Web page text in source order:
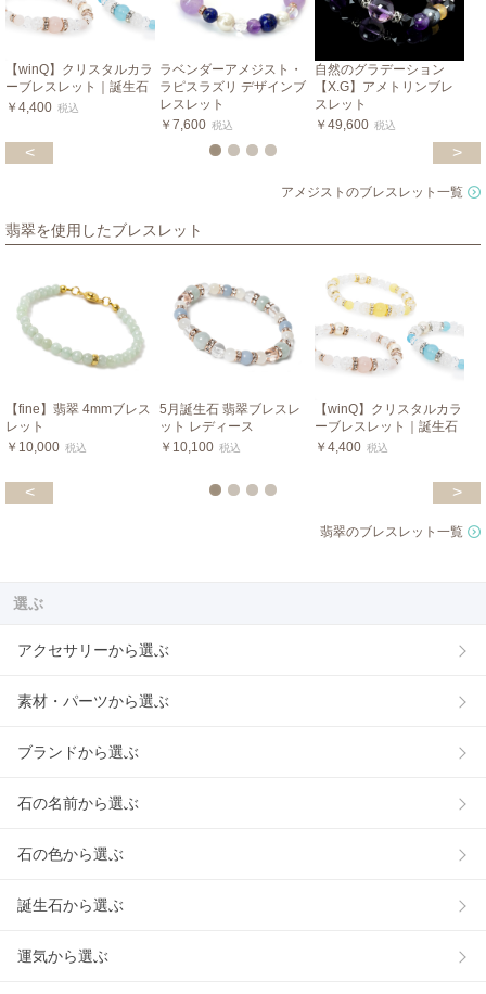
【winQ】クリスタルカラ
ーブレスレット｜誕生石
￥4,400 税込
ラベンダーアメジスト・
ラピスラズリ デザインブ
レスレット
￥7,600 税込
自然のグラデーション
【X.G】アメトリンブレ
スレット
￥49,600 税込
< >
アメジストのブレスレット一覧
翡翠を使用したブレスレット
【fine】翡翠 4mmブレス
レット
￥10,000 税込
5月誕生石 翡翠ブレスレ
ット レディース
￥10,100 税込
【winQ】クリスタルカラ
ーブレスレット｜誕生石
￥4,400 税込
< >
翡翠のブレスレット一覧
選ぶ
アクセサリーから選ぶ
素材・パーツから選ぶ
ブランドから選ぶ
石の名前から選ぶ
石の色から選ぶ
誕生石から選ぶ
運気から選ぶ